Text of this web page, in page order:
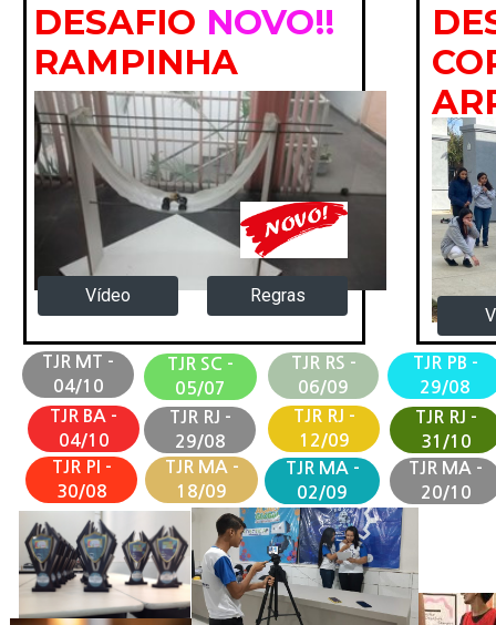
Regras
Vídeo
DESAFIO NOVO!!
RAMPINHA
TJR PB -
29/08
TJR SC -
05/07
TJR RS -
06/09
TJR BA -
04/10
TJR PI -
30/08
TJR MT -
04/10
TJR MA -
18/09
TJR MA -
02/09
TJR MA -
20/10
TJR RJ -
29/08
TJR RJ -
12/09
TJR RJ -
31/10